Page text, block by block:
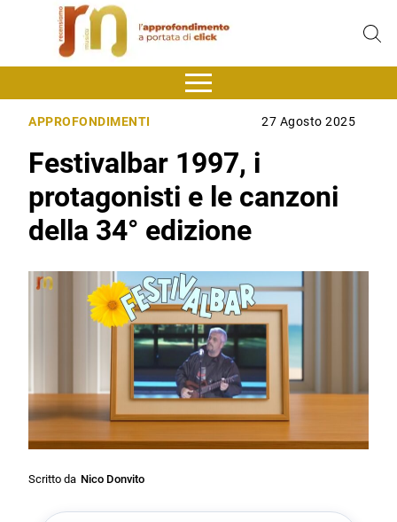
APPROFONDIMENTI 27 Agosto 2025
Festivalbar 1997, i
protagonisti e le canzoni
della 34° edizione
Scritto da Nico Donvito